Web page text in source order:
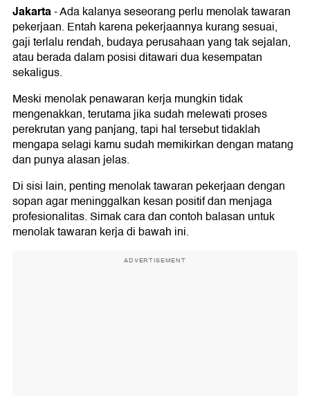
1. Tanggapi dengan Segera
2. Ungkapkan Rasa Terima Kasih
3. Berikan Penjelasan Jelas dan Singkat
4. Hindari Alasan yang Spesifik
5. Tawarkan untuk Tetap Berhubungan
Tips Menolak Tawaran Pekerjaan
Contoh Menolak Tawaran Pekerjaan
Contoh Menolak Tawaran karena Menerima
Pekerjaan Lain
Contoh Menolak Tawaran karena Posisi yang Tak
Sesuai
Jakarta-Ada kalanya seseorang perlu menolak tawaran
pekerjaan. Entah karena pekerjaannya kurang sesuai,
gaji terlalu rendah, budaya perusahaan yang tak sejalan,
atau berada dalam posisi ditawari dua kesempatan
sekaligus.
Meski menolak penawaran kerja mungkin tidak
mengenakkan, terutama jika sudah melewati proses
perekrutan yang panjang, tapi hal tersebut tidaklah
mengapa selagi kamu sudah memikirkan dengan matang
dan punya alasan jelas.
Di sisi lain, penting menolak tawaran pekerjaan dengan
sopan agar meninggalkan kesan positif dan menjaga
profesionalitas. Simak cara dan contoh balasan untuk
menolak tawaran kerja di bawah ini.
ADVERTISEMENT